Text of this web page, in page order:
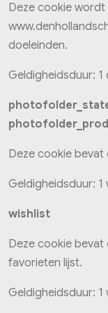
Deze cookie
doeleinden.
Geldigheidsduur:
Deze cookie bevat
Geldigheidsduur:
wishlist
Deze cookie
favorieten lijst.
Geldigheidsduur: